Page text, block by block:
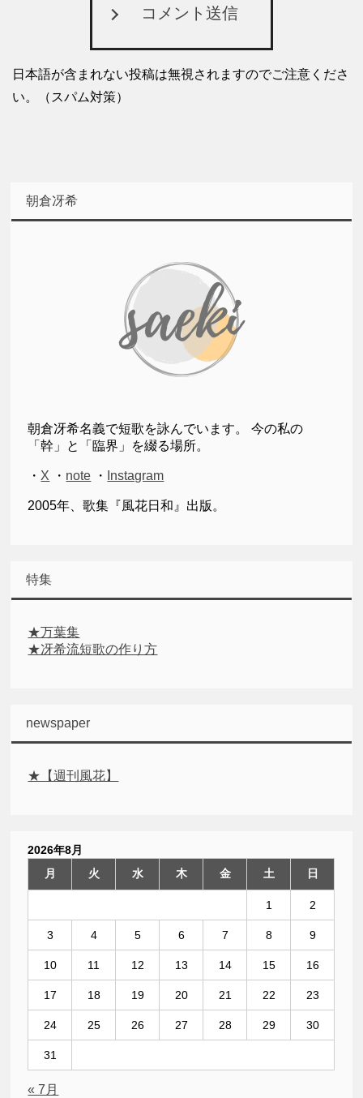
コメント送信
日本語が含まれない投稿は無視されますのでご注意くださ
い。（スパム対策）
朝倉冴希
朝倉冴希名義で短歌を詠んでいます。 今の私の
「幹」と「臨界」を綴る場所。
・ X ・ note ・ Instagram
2005年、歌集『風花日和』出版。
特集
★万葉集
★冴希流短歌の作り方
newspaper
★【週刊風花】
2026年8月
月
火 水 木 金 土 日
1 2
3 4 5 6 7 8 9
10 11 12 13 14 15 16
17 18 19 20 21 22 23
24 25 26 27 28 29 30
31
« 7月